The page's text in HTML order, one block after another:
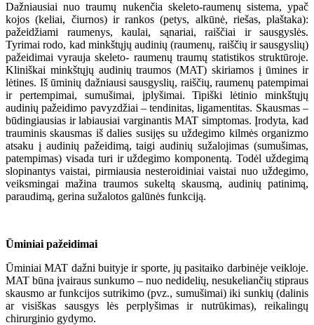
Dažniausiai nuo traumų nukenčia skeleto-raumenų sistema, ypač
kojos (keliai, čiurnos) ir rankos (petys, alkūnė, riešas, plaštaka):
pažeidžiami raumenys, kaulai, sąnariai, raiščiai ir sausgyslės.
Tyrimai rodo, kad minkštųjų audinių (raumenų, raiščių ir sausgyslių)
pažeidimai vyrauja skeleto- raumenų traumų statistikos struktūroje.
Kliniškai minkštųjų audinių traumos (MAT) skiriamos į ūmines ir
lėtines. Iš ūminių dažniausi sausgyslių, raiščių, raumenų patempimai
ir pertempimai, sumušimai, įplyšimai. Tipiški lėtinio minkštųjų
audinių pažeidimo pavyzdžiai – tendinitas, ligamentitas. Skausmas –
būdingiausias ir labiausiai varginantis MAT simptomas. Įrodyta, kad
trauminis skausmas iš dalies susijęs su uždegimo kilmės organizmo
atsaku į audinių pažeidimą, taigi audinių sužalojimas (sumušimas,
patempimas) visada turi ir uždegimo komponentą. Todėl uždegimą
slopinantys vaistai, pirmiausia nesteroidiniai vaistai nuo uždegimo,
veiksmingai mažina traumos sukeltą skausmą, audinių patinimą,
paraudimą, gerina sužalotos galūnės funkciją.
Ūminiai pažeidimai
Ūminiai MAT dažni buityje ir sporte, jų pasitaiko darbinėje veikloje.
MAT būna įvairaus sunkumo – nuo nedidelių, nesukeliančių stipraus
skausmo ar funkcijos sutrikimo (pvz., sumušimai) iki sunkių (dalinis
ar visiškas sausgys lės perplyšimas ir nutrūkimas), reikalingų
chirurginio gydymo.